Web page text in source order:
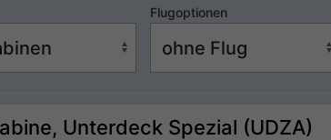
Flugoptionen
Unterdeck Spezial (UDZA)